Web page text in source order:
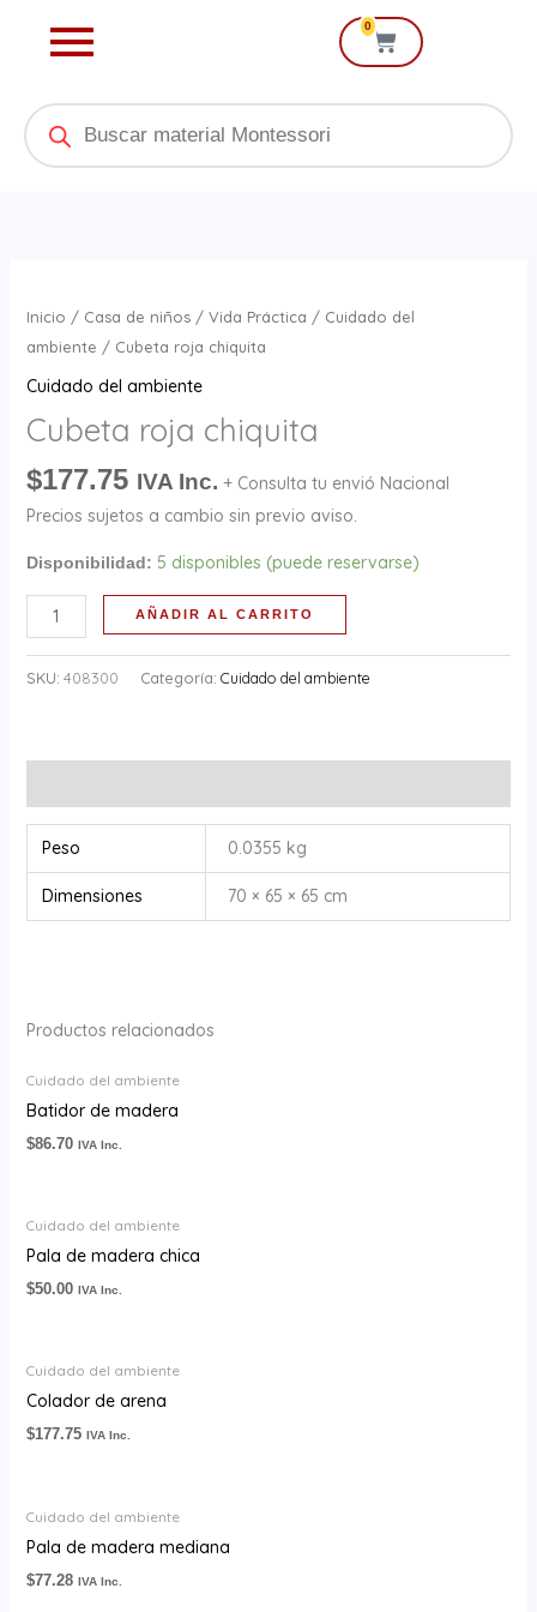
0
Cart
Products
search
Inicio / Casa de niños/ Vida Práctica / Cuidado del
ambiente / Cubeta roja chiquita
Cuidado del ambiente
Cubeta roja chiquita
$177.75 IVA Inc. + Consulta tu envió Nacional
Precios sujetos a cambio sin previo aviso.
Disponibilidad: 5 disponibles (puede reservarse)
roja
chiquita
AÑADIR AL CARRITO
SKU: 408300 Categoría: Cuidado del ambiente
Peso 0.0355 kg
Dimensiones 70 × 65 × 65 cm
Productos relacionados
Cuidado del ambiente
Batidor de madera
$86.70 IVA Inc.
Cuidado del ambiente
Pala de madera chica
$50.00 IVA Inc.
Cuidado del ambiente
Colador de arena
$177.75 IVA Inc.
Cuidado del ambiente
Pala de madera mediana
$77.28 IVA Inc.